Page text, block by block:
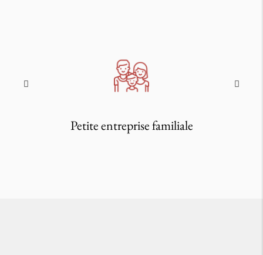
Petite entreprise familiale